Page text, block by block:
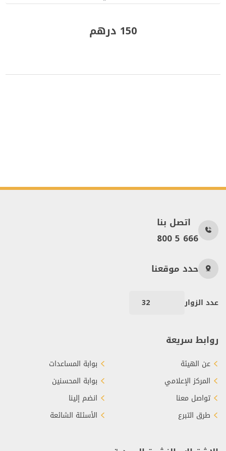
150 درهم
اتصل بنا
800 5 666
حدد موقعنا
عدد الزوار 32
روابط سريعة
عن الهيئة
المركز الإعلامي
تواصل معنا
طرق التبرع
بوابة المساعدات
بوابة المحسنين
انضم إلينا
الأسئلة الشائعة